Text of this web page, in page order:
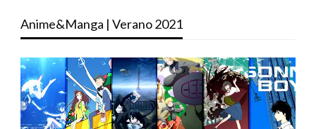
Anime&Manga | Verano 2021